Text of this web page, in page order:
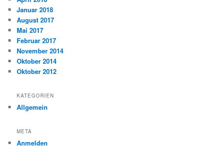
Januar 2018
August 2017
Mai 2017
Februar 2017
November 2014
Oktober 2014
Oktober 2012
KATEGORIEN
Allgemein
META
Anmelden